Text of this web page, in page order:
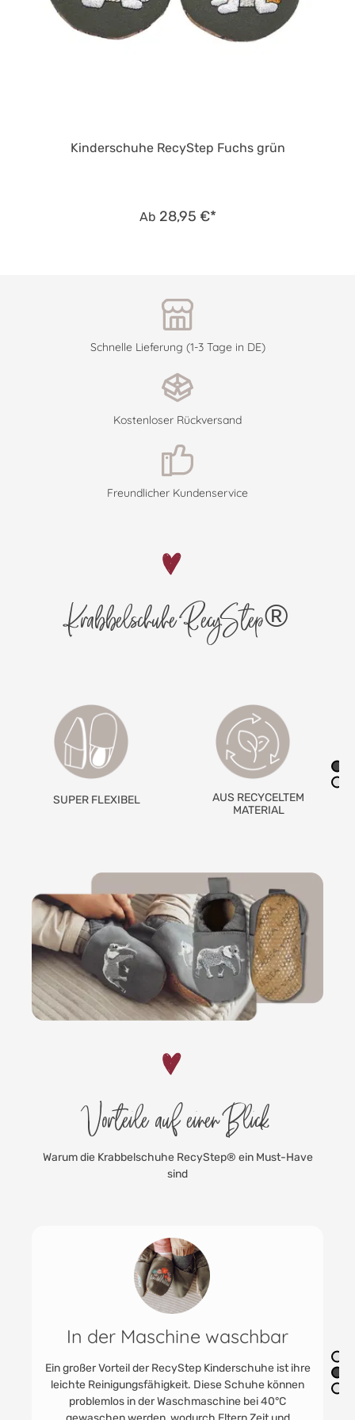
Kinderschuhe RecyStep Fuchs grün
Ab 28,95 €*
Schnelle Lieferung (1-3 Tage in DE)
Kostenloser Rückversand
Freundlicher Kundenservice
Krabbelschuhe RecyStep®
AUS RECYCELTEM
RUTSCHFESTE
GRIPWALKSOHLE
Vorteile auf einen Blick
Warum die Krabbelschuhe RecyStep® ein Must-Have
sind
Robust & strapazierfähig
Die RecyStep Kinderschuhe zeichnen sich durch
ihre Robustheit und Strapazierfähigkeit aus, was sie
ideal für den alltäglichen Gebrauch im Innenbereich